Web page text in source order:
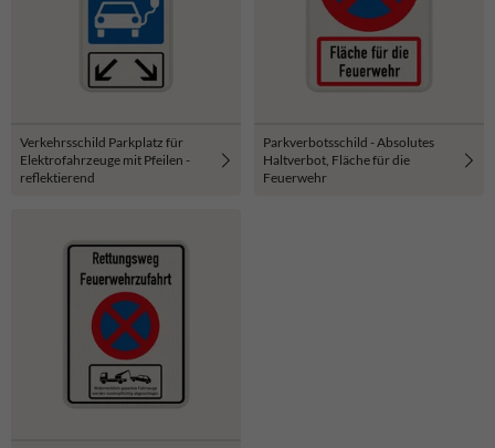
Verkehrsschild Parkplatz für
Elektrofahrzeuge mit Pfeilen -
reflektierend
Parkverbotsschild - Absolutes
Haltverbot, Fläche für die
Feuerwehr